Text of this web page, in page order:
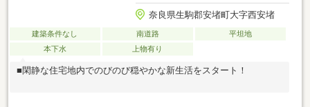
奈良県生駒郡安堵町大字西安堵
建築条件なし 南道路
平坦地
本下水
上物有り
■閑静な住宅地内でのびのび穏やかな新生活をスタート！